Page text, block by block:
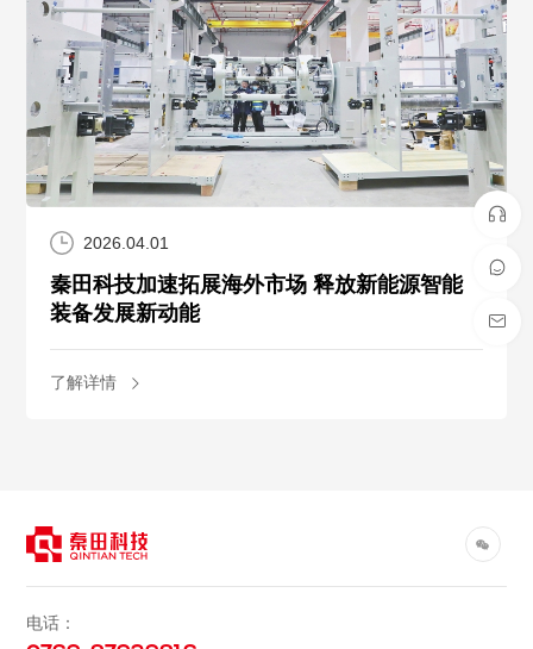
2026.04.01
秦田科技加速拓展海外市场 释放新能源智能
装备发展新动能
了解详情
电话：